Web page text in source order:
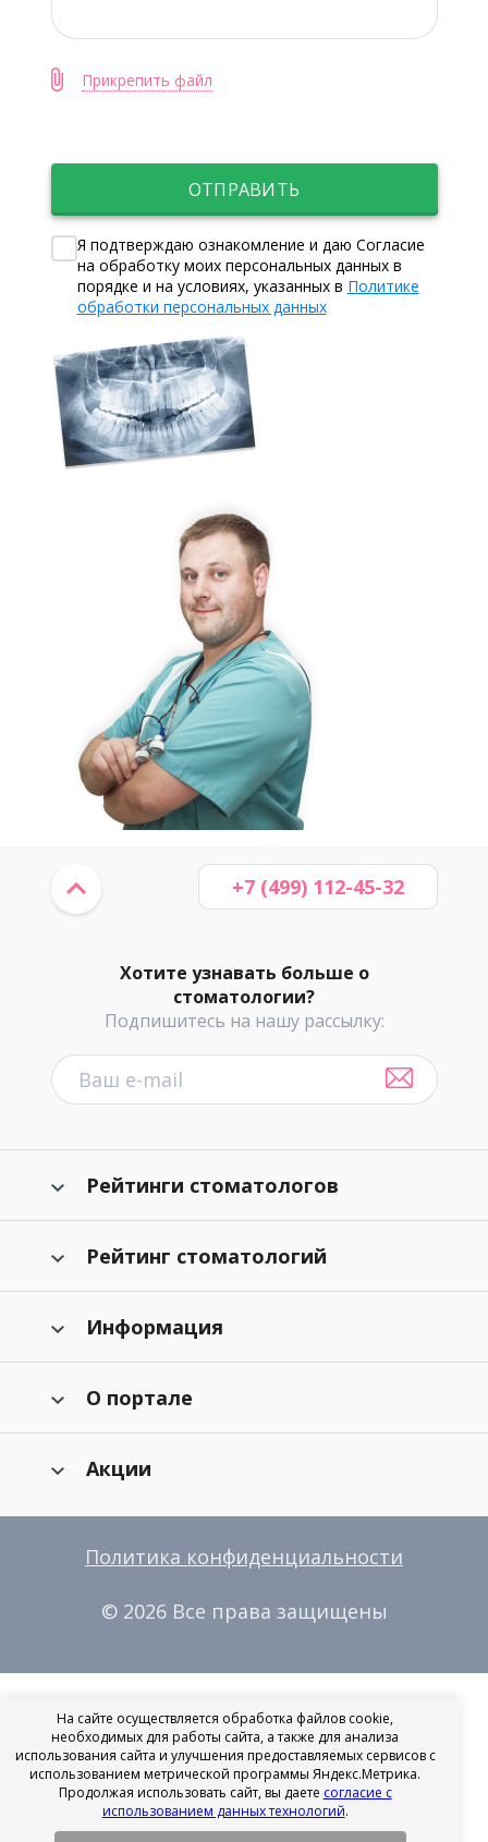
Прикрепить файл
ОТПРАВИТЬ
Я подтверждаю ознакомление и даю Согласие
на обработку моих персональных данных в
порядке и на условиях, указанных в Политике
обработки персональных данных
Хотите узнавать больше о
стоматологии?
Подпишитесь на нашу рассылку:
+7 (499) 112-45-32
Рейтинги стоматологов
Рейтинг стоматологий
Информация
О портале
Акции
Политика конфиденциальности
© 2026 Все права защищены
На сайте осуществляется обработка файлов cookie,
необходимых для работы сайта, а также для анализа
использования сайта и улучшения предоставляемых сервисов с
использованием метрической программы Яндекс.Метрика.
Продолжая использовать сайт, вы даете согласие с
использованием данных технологий.